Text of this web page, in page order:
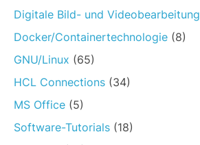
Digitale Bild- und Videobearbeitung
Docker/Containertechnologie (8)
GNU/Linux (65)
HCL Connections (34)
MS Office (5)
Software-Tutorials (18)